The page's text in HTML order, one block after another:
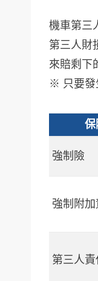
機車第三
第三人財
來賠剩下
※ 只要發
保
強制險
強制附
第三人責